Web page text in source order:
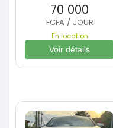
70 000
FCFA / JOUR
En location
Voir détails